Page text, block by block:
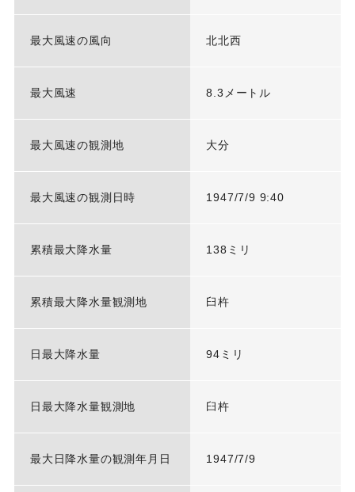
最大風速の風向 北北西
最大風速 8.3メートル
最大風速の観測地 大分
最大風速の観測日時 1947/7/9 9:40
累積最大降水量 138ミリ
累積最大降水量観測地 臼杵
日最大降水量 94ミリ
日最大降水量観測地 臼杵
最大日降水量の観測年月日 1947/7/9